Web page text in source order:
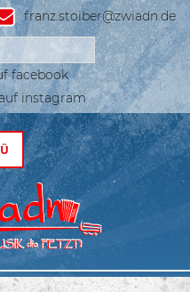
franz.stoiber@zwiadn.de
facebook
instagram
Zum
Inhalt
springen